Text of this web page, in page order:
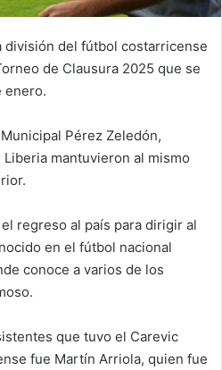
división del fútbol costarricense
de Clausura 2025 que se
enero.
Pérez Zeledón,
mantuvieron al mismo
regreso al país para dirigir al
en el fútbol nacional
conoce a varios de los
que tuvo el Carevic
fue Martín Arriola, quien fue